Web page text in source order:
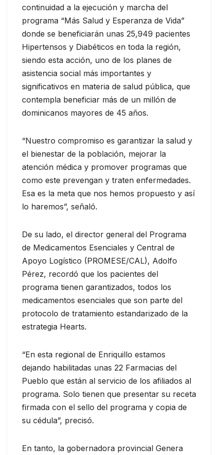
continuidad a la ejecución y marcha del
programa “Más Salud y Esperanza de Vida”
donde se beneficiarán unas 25,949 pacientes
Hipertensos y Diabéticos en toda la región,
siendo esta acción, uno de los planes de
asistencia social más importantes y
significativos en materia de salud pública, que
contempla beneficiar más de un millón de
dominicanos mayores de 45 años.
“Nuestro compromiso es garantizar la salud y
el bienestar de la población, mejorar la
atención médica y promover programas que
como este prevengan y traten enfermedades.
Esa es la meta que nos hemos propuesto y así
lo haremos”, señaló.
De su lado, el director general del Programa
de Medicamentos Esenciales y Central de
Apoyo Logístico (PROMESE/CAL), Adolfo
Pérez, recordó que los pacientes del
programa tienen garantizados, todos los
medicamentos esenciales que son parte del
protocolo de tratamiento estandarizado de la
estrategia Hearts.
“En esta regional de Enriquillo estamos
dejando habilitadas unas 22 Farmacias del
Pueblo que están al servicio de los afiliados al
programa. Solo tienen que presentar su receta
firmada con el sello del programa y copia de
su cédula”, precisó.
En tanto, la gobernadora provincial Genera